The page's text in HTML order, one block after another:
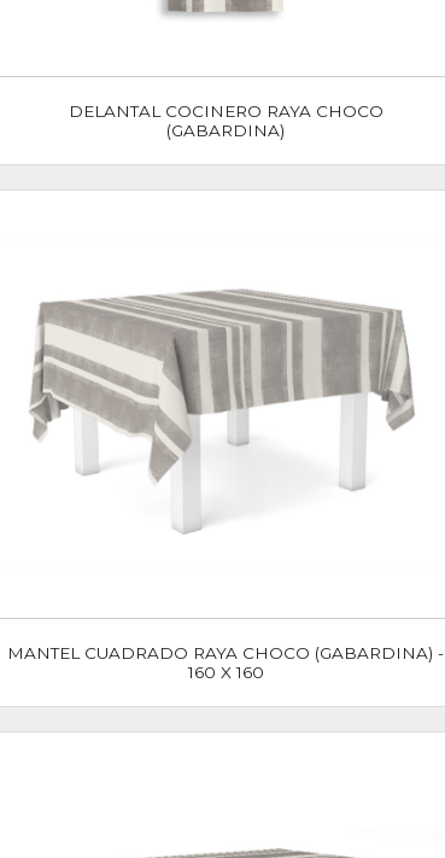
DELANTAL COCINERO RAYA CHOCO
(GABARDINA)
MANTEL CUADRADO RAYA CHOCO (GABARDINA) -
160 X 160